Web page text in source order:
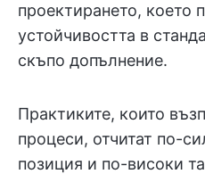
проектирането, което
устойчивостта в
скъпо допълнение.
Практиките, които
процеси, отчитат по-
позиция и по-високи